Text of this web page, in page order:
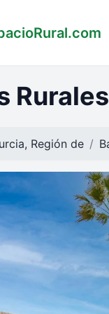
Región de